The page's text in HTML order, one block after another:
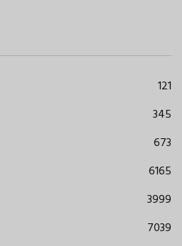
121
345
673
6165
3999
7039